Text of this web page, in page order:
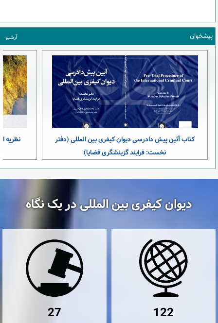
پیشخوان آرشیو
کتاب آئین پیش دادرسی دیوان کیفری بین المللی (دفتر
نخست: فرایند گزینشگری قضایا)
نظریه
دیوان کیفری بین المللی در یک نگاه
122
27